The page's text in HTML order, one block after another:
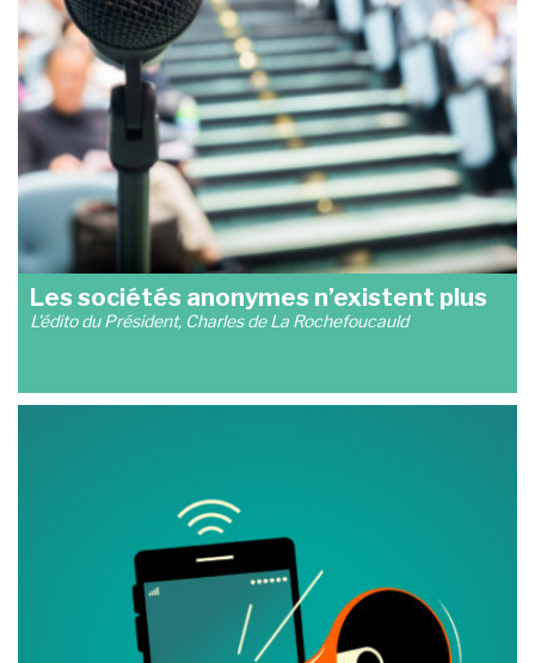
Les sociétés anonymes n’existent plus
L'édito du Président, Charles de La Rochefoucauld